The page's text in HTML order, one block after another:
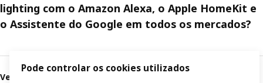
lighting com o Amazon Alexa, o Apple HomeKit e
o Assistente do Google em todos os mercados?
Ver resposta
Pode controlar os cookies utilizados